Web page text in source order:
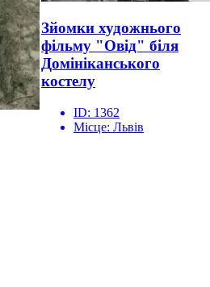
Зйомки художнього
фільму "Овід" біля
Домініканського
костелу
ID: 1362
Місце: Львів